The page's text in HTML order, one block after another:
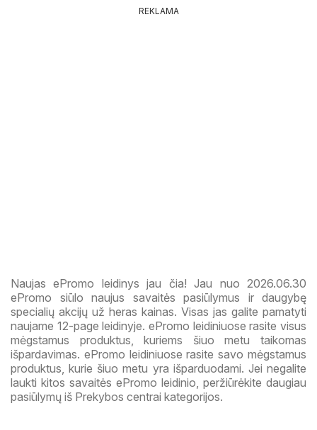
REKLAMA
Naujas ePromo leidinys jau čia! Jau nuo 2026.06.30
ePromo siūlo naujus savaitės pasiūlymus ir daugybę
specialių akcijų už heras kainas. Visas jas galite pamatyti
naujame 12-page leidinyje. ePromo leidiniuose rasite visus
mėgstamus produktus, kuriems šiuo metu taikomas
išpardavimas. ePromo leidiniuose rasite savo mėgstamus
produktus, kurie šiuo metu yra išparduodami. Jei negalite
laukti kitos savaitės ePromo leidinio, peržiūrėkite daugiau
pasiūlymų iš Prekybos centrai kategorijos.